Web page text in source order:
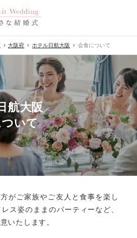
大阪府 ホテル日航大阪 会食について
航大阪
いて
がご家族やご友人と食事を楽し
ス姿のままのパーティーなど、
いたします。